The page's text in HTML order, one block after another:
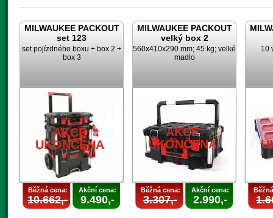
MILWAUKEE PACKOUT
set 123
set pojízdného boxu + box 2 +
box 3
AKCE
UKONČENA
Běžná cena:
10.662,-
Akční cena:
9.490,-
MILWAUKEE PACKOUT
velký box 2
560x410x290 mm; 45 kg; velké
madlo
AKCE
UKONČENA
Běžná cena:
3.307,-
Akční cena:
2.990,-
10